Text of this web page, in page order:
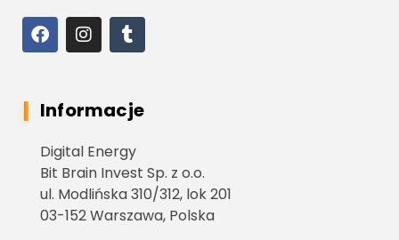
Informacje
Digital Energy
Bit Brain Invest Sp. z o.o.
ul. Modlińska 310/312, lok 201
03-152 Warszawa, Polska